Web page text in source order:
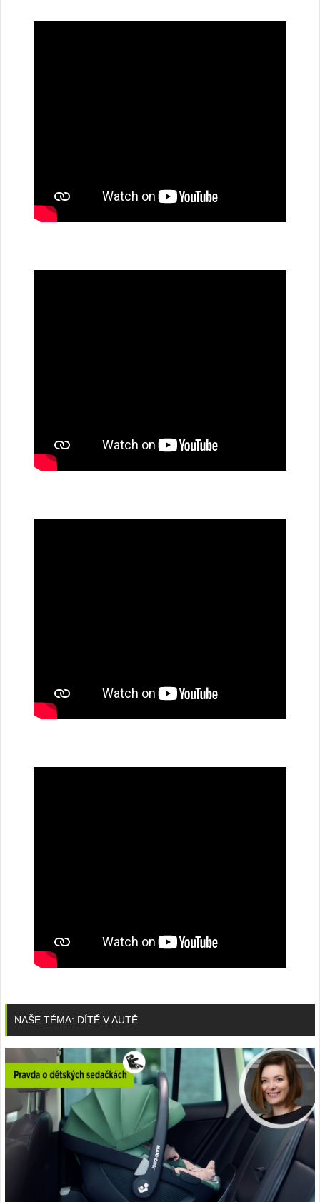
NAŠE TÉMA: DÍTĚ V AUTĚ